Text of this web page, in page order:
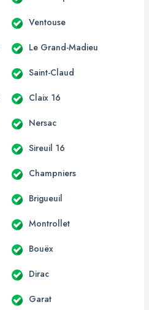
Ventouse
Le Grand-Madieu
Saint-Claud
Claix 16
Nersac
Sireuil 16
Champniers
Brigueuil
Montrollet
Bouëx
Dirac
Garat